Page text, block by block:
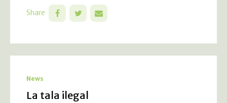
Share
News
La tala ilegal